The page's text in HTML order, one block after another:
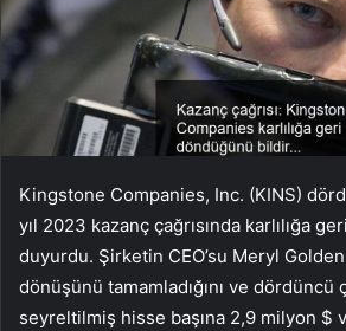
Kingstone Companies, Inc. (KINS)
yıl 2023 kazanç çağrısında karlılığa
duyurdu. Şirketin CEO’su Meryl
dönüşünü tamamladığını ve dördüncü
seyreltilmiş hisse başına 2,9 milyon $